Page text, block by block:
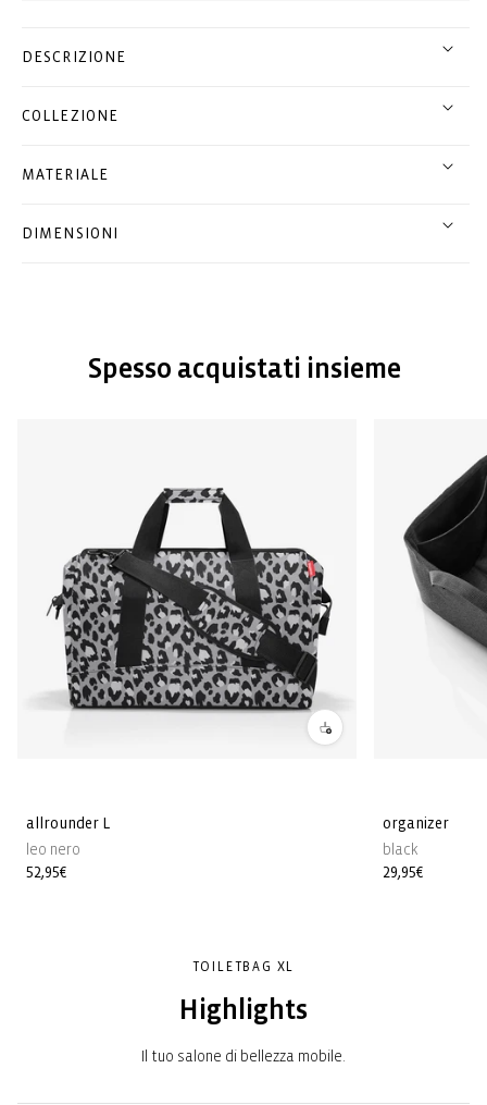
DESCRIZIONE
COLLEZIONE
MATERIALE
DIMENSIONI
Spesso acquistati insieme
allrounder L
leo nero
Prezzo
52,95€
organizer
black
Prezzo
29,95€
TOILETBAG XL
Highlights
Il tuo salone di bellezza mobile.